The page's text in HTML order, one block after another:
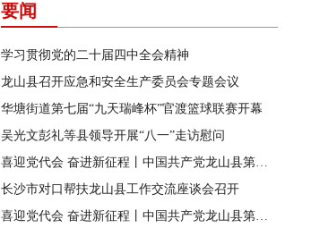
要闻
学习贯彻党的二十届四中全会精神
龙山县召开应急和安全生产委员会专题会议
华塘街道第七届“九天瑞峰杯”官渡篮球联赛开幕
吴光文彭礼等县领导开展“八一”走访慰问
喜迎党代会 奋进新征程丨中国共产党龙山县第十四届纪律检查委员会第一次全体会议召开
长沙市对口帮扶龙山县工作交流座谈会召开
喜迎党代会 奋进新征程丨中国共产党龙山县第十四次代表大会胜利闭幕